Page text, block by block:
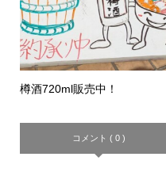
樽酒720ml販売中！
コメント ( 0 )